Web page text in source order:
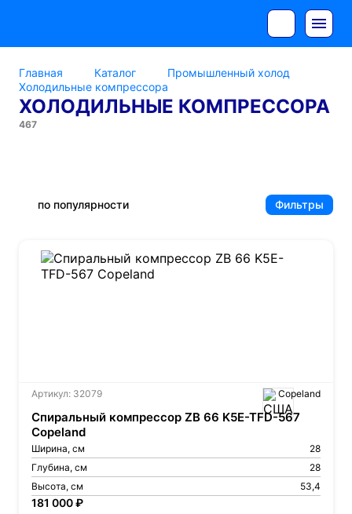
Главная Каталог
Промышленный холод
Холодильные компрессора
ХОЛОДИЛЬНЫЕ КОМПРЕССОРА
467
по популярности Фильтры
Артикул: 32079 Copeland
Спиральный компрессор ZB 66 K5E-TFD-567
Copeland
Ширина, см
28
Глубина, см
28
Высота, см
53,4
181 000 ₽